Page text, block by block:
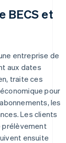
BECS et
entreprise de
aux dates
traite ces
pour
les
Les clients
prélèvement
ensuite